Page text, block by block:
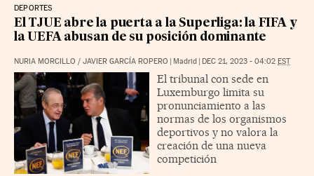
DEPORTES
El TJUE abre la puerta a la Superliga: la FIFA y
la UEFA abusan de su posición dominante
NURIA MORCILLO / JAVIER GARCÍA ROPERO | Madrid | DEC 21, 2023 - 04:02 EST
El tribunal con sede en
Luxemburgo limita su
pronunciamiento a las
normas de los organismos
deportivos y no valora la
creación de una nueva
competición